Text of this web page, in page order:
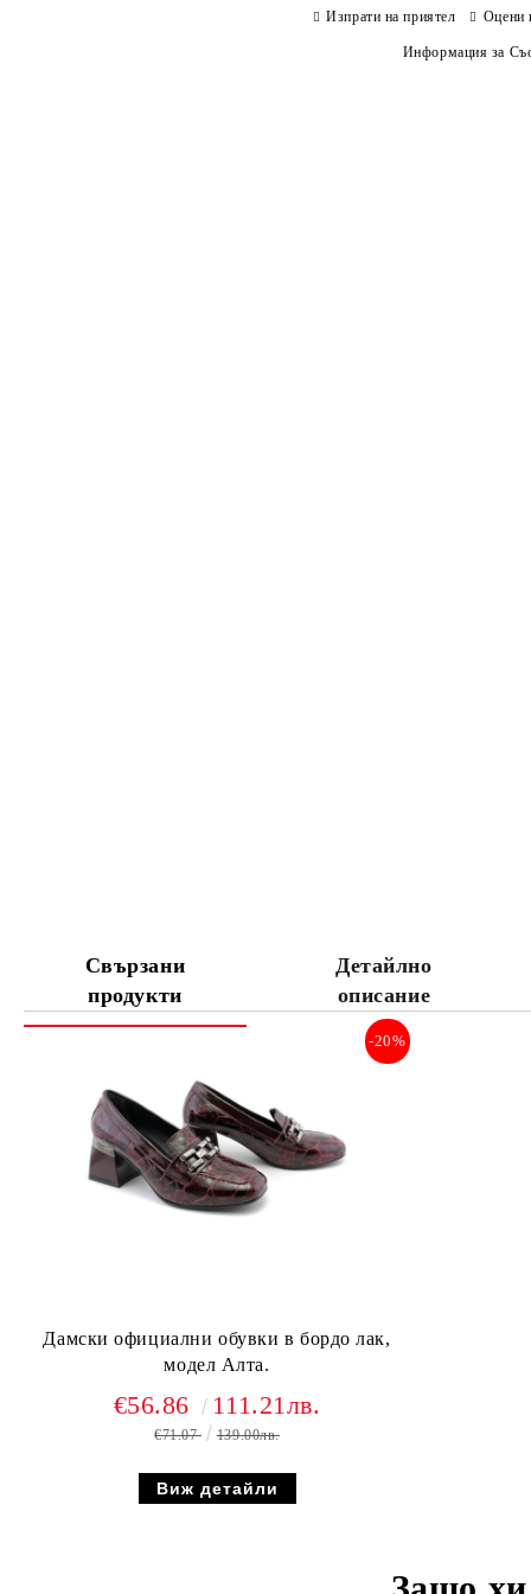
Изпрати на приятел Оцени
Информация за
Свързани
продукти
Детайлно
описание
Дамски официални обувки в бордо лак,
модел Алта.
-20%
€56.86 111.21лв.
€71.07 139.00лв.
Виж детайли